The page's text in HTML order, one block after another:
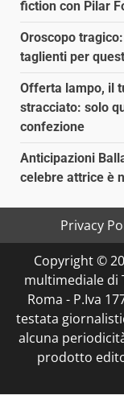
fiction con Pilar
Oroscopo
taglienti per
Offerta lampo, il
stracciato: solo
confezione
Anticipazioni
celebre attrice è
Privacy
Copyright ©
multimediale di
Roma - P.Iva
testata
alcuna
prodotto